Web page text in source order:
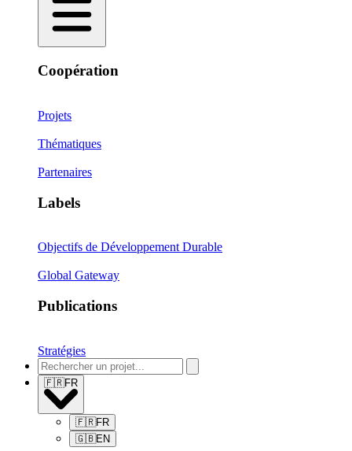
Coopération
Projets
Thématiques
Partenaires
Labels
Objectifs de Développement Durable
Global Gateway
Publications
Stratégies
🇫🇷FR
🇫🇷FR
🇬🇧EN